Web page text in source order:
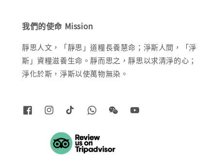
我們的使命 Mission
靜思人文，「靜思」道糧長養慧命；淨斯人間，「淨
斯」資糧滋養生命。靜而思之，靜思以求清淨的心；
淨化於斯，淨斯以使萬物無染。